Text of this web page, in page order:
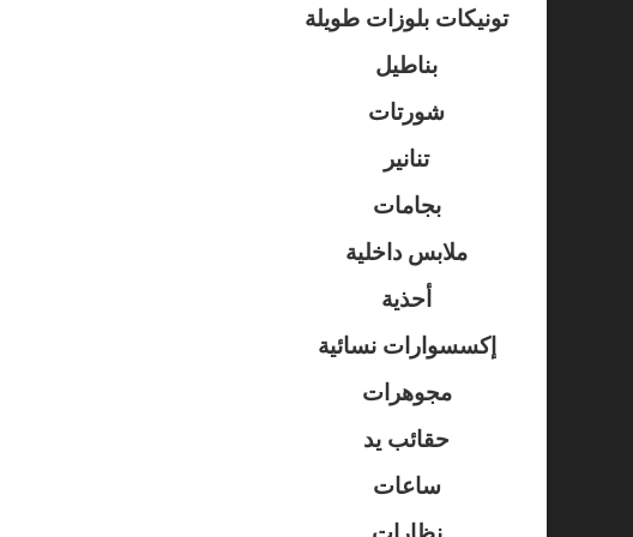
تونيكات بلوزات طويلة
بناطيل
شورتات
تنانير
بجامات
ملابس داخلية
أحذية
إكسسوارات نسائية
مجوهرات
حقائب يد
ساعات